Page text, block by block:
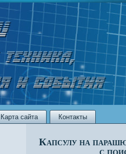
Карта сайта Контакты
Капсулу на